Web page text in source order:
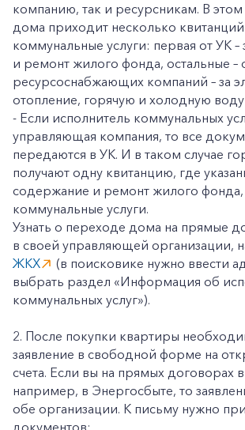
компанию, так и ресурсникам. В этом
дома приходит несколько
коммунальные услуги: первая от УК
и ремонт жилого фонда, остальные –
ресурсоснабжающих компаний – за
отопление, горячую и холодную воду
- Если исполнитель коммунальных
управляющая компания, то все
передаются в УК. И в таком случае
получают одну квитанцию, где
содержание и ремонт жилого фонда,
коммунальные услуги.
Узнать о переходе дома на прямые
в своей управляющей организации,
ЖКХ
(в поисковике нужно ввести
выбрать раздел «Информация об
коммунальных услуг»).
2. После покупки квартиры
заявление в свободной форме на
счета. Если вы на прямых договорах
например, в Энергосбыте, то
обе организации. К письму нужно
документов: